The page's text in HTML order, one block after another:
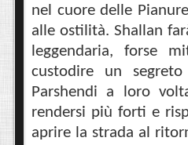
nel cuore delle
alle ostilità. Shallan
leggendaria, forse
custodire un
Parshendi a loro
rendersi più forti e
aprire la strada al